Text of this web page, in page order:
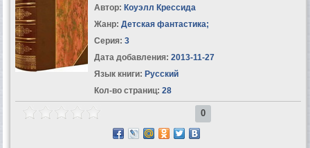
Автор: Коуэлл Крессида
Жанр: Детская фантастика;
Серия: 3
Дата добавления: 2013-11-27
Язык книги: Русский
Кол-во страниц: 28
0